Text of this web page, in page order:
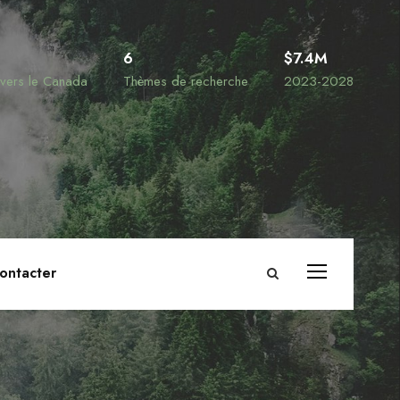
le Canada
6
Thèmes de recherche
$7.4M
2023-2028